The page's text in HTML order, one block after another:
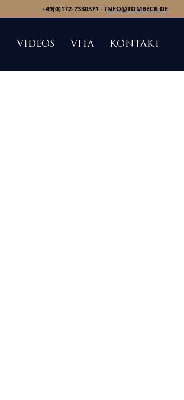
+49(0)172-7330371 - INFO@TOMBECK.DE
VIDEOS VITA KONTAKT